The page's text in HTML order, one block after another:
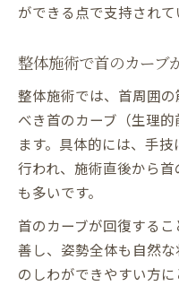
ができる点で支持されて
整体施術で首のカーブ
整体施術では、首周囲
べき首のカーブ（生理
ます。具体的には、手
行われ、施術直後から
も多いです。
首のカーブが回復する
善し、姿勢全体も自然
のしわができやすい方